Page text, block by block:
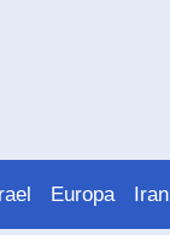
Europa Iran